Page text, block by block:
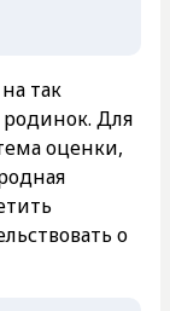
так
Для
оценки,
о